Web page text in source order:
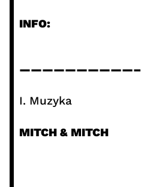
INFO:
——————————–
I. Muzyka
MITCH & MITCH